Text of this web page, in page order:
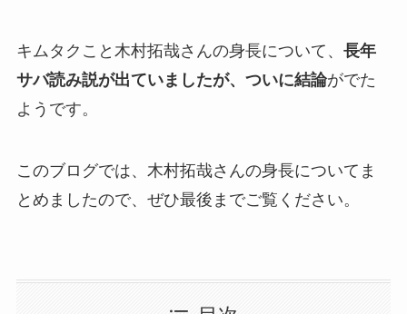
キムタクこと木村拓哉さんの身長について、 長年
サバ読み説が出ていましたが、ついに結論がでた
ようです。
このブログでは、木村拓哉さんの身長についてま
とめましたので、ぜひ最後までご覧ください。